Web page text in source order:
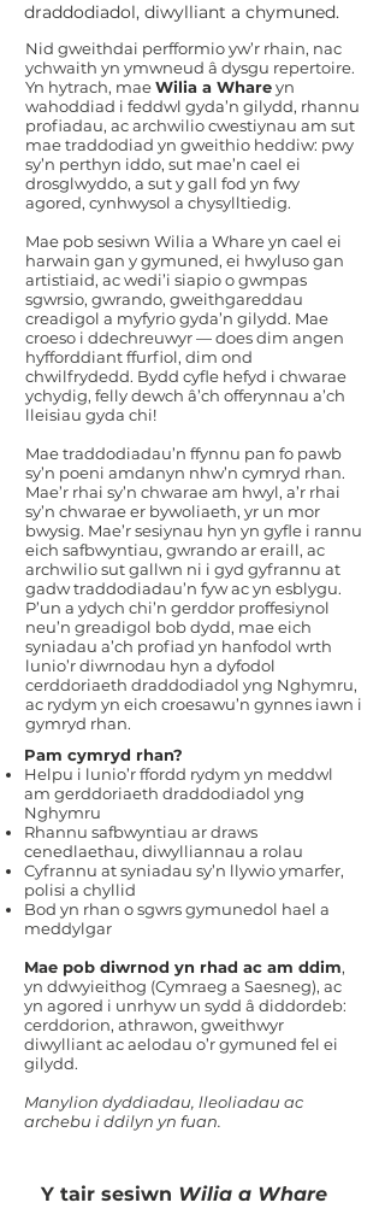
draddodiadol, diwylliant a chymuned.
​Nid gweithdai perfformio yw’r rhain, nac
ychwaith yn ymwneud â dysgu repertoire.
Yn hytrach, maeWilia a Whareyn
wahoddiad i feddwl gyda’n gilydd, rhannu
profiadau, ac archwilio cwestiynau am sut
mae traddodiad yn gweithio heddiw: pwy
sy’n perthyn iddo, sut mae’n cael ei
drosglwyddo, a sut y gall fod yn fwy
agored, cynhwysol a chysylltiedig.
Mae pob sesiwn Wilia a Whare yn cael ei
harwain gan y gymuned, ei hwyluso gan
artistiaid, ac wedi’i siapio o gwmpas
sgwrsio, gwrando, gweithgareddau
creadigol a myfyrio gyda’n gilydd. Mae
croeso i ddechreuwyr — does dim angen
hyfforddiant ffurfiol, dim ond
chwilfrydedd. Bydd cyfle hefyd i chwarae
ychydig, felly dewch â’ch offerynnau a’ch
lleisiau gyda chi!
Mae traddodiadau’n ffynnu pan fo pawb
sy’n poeni amdanyn nhw’n cymryd rhan.
Mae’r rhai sy’n chwarae am hwyl, a’r rhai
sy’n chwarae er bywoliaeth, yr un mor
bwysig. Mae’r sesiynau hyn yn gyfle i rannu
eich safbwyntiau, gwrando ar eraill, ac
archwilio sut gallwn ni i gyd gyfrannu at
gadw traddodiadau’n fyw ac yn esblygu.
P’un a ydych chi’n gerddor proffesiynol
neu’n greadigol bob dydd, mae eich
syniadau a’ch profiad yn hanfodol wrth
lunio’r diwrnodau hyn a dyfodol
cerddoriaeth draddodiadol yng Nghymru,
ac rydym yn eich croesawu’n gynnes iawn i
gymryd rhan.
Pam cymryd rhan?
Helpu i lunio’r ffordd rydym yn meddwl
am gerddoriaeth draddodiadol yng
Nghymru
Rhannu safbwyntiau ar draws
cenedlaethau, diwylliannau a rolau
Cyfrannu at syniadau sy’n llywio ymarfer,
polisi a chyllid
Bod yn rhan o sgwrs gymunedol hael a
meddylgar
Mae pob diwrnod yn rhad ac am ddim,
yn ddwyieithog (Cymraeg a Saesneg), ac
yn agored i unrhyw un sydd â diddordeb:
cerddorion, athrawon, gweithwyr
diwylliant ac aelodau o’r gymuned fel ei
gilydd.
Manylion dyddiadau, lleoliadau ac
archebu i ddilyn yn fuan.
Y tair sesiwn Wilia a Whare